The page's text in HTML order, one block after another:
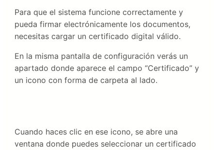
Para que el sistema funcione correctamente y
pueda firmar electrónicamente los documentos,
necesitas cargar un certificado digital válido.
En la misma pantalla de configuración verás un
apartado donde aparece el campo “Certificado” y
un icono con forma de carpeta al lado.
Cuando haces clic en ese icono, se abre una
ventana donde puedes seleccionar un certificado